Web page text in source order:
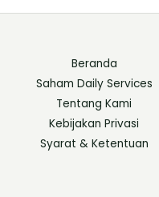
Beranda
Saham Daily Services
Tentang Kami
Kebijakan Privasi
Syarat & Ketentuan